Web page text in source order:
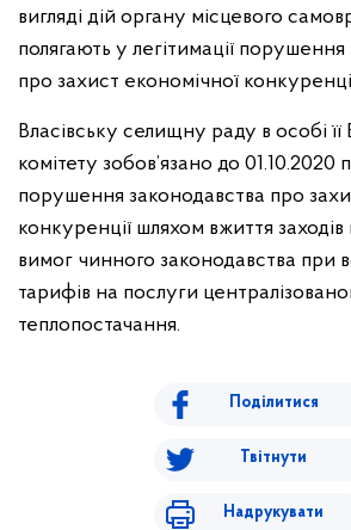
вигляді дій органу місцевого
полягають у легітимації
про захист економічної
Власівську селищну раду в особі
комітету зобов’язано до 01.10.2020
порушення законодавства про
конкуренції шляхом вжиття
вимог чинного законодавства при
тарифів на послуги
теплопостачання.
Поділитися
Твітнути
Надрукувати